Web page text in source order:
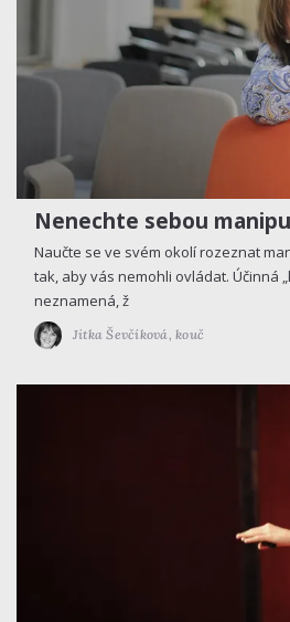
Nenechte sebou
Naučte se ve svém okolí rozeznat
tak, aby vás nemohli ovládat. Účinná
neznamená, ž
Jitka Ševčíková,kouč